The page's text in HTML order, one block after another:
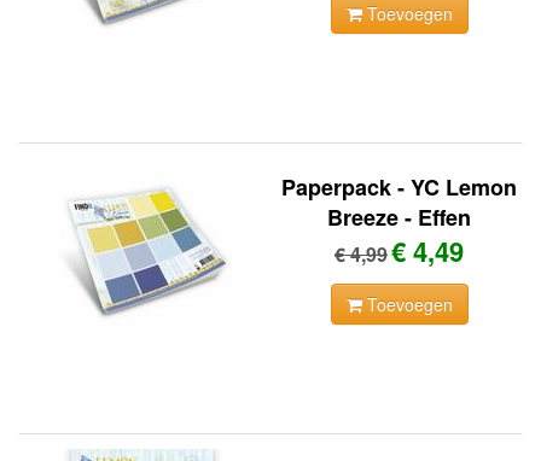
Toevoegen
Paperpack - YC Lemon
Breeze - Effen
€ 4,99€ 4,49
Toevoegen